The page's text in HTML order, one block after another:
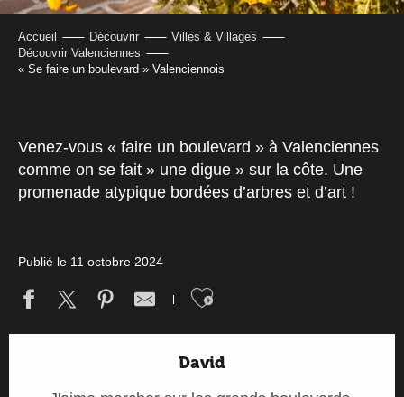
Accueil Découvrir
Villes & Villages
Découvrir Valenciennes
« Se faire un boulevard » Valenciennois
Venez-vous « faire un boulevard » à Valenciennes
comme on se fait » une digue » sur la côte. Une
promenade atypique bordées d’arbres et d’art !
Publié le 11 octobre 2024
Ajouter aux
David